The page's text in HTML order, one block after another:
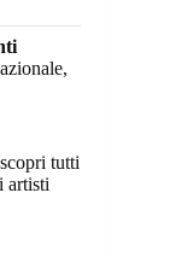
tutti
artisti